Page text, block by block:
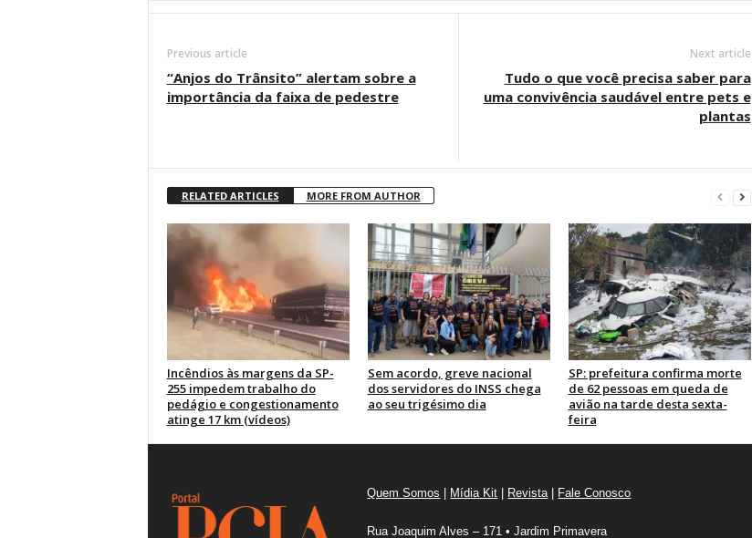
Previous article
“Anjos do Trânsito” alertam sobre a
importância da faixa de pedestre
Next article
Tudo o que você precisa saber para
uma convivência saudável entre pets e
plantas
RELATED ARTICLES MORE FROM AUTHOR
Incêndios às margens da SP-
255 impedem trabalho do
pedágio e congestionamento
atinge 17 km (vídeos)
Sem acordo, greve nacional
dos servidores do INSS chega
ao seu trigésimo dia
SP: prefeitura confirma morte
de 62 pessoas em queda de
avião na tarde desta sexta-
feira
Quem Somos Mídia Kit Revista| Fale Conosco
Rua Joaquim Alves – 171 • Jardim Primavera